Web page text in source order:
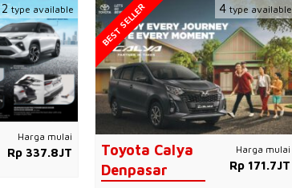
Harga mulai
Rp 337.8JT
2type available
Toyota Calya
Denpasar
Harga mulai
Rp 171.7JT
BEST SELLER 4 type available